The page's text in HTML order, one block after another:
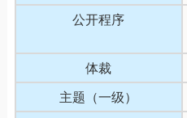
公开程序
体裁
主题（一级）